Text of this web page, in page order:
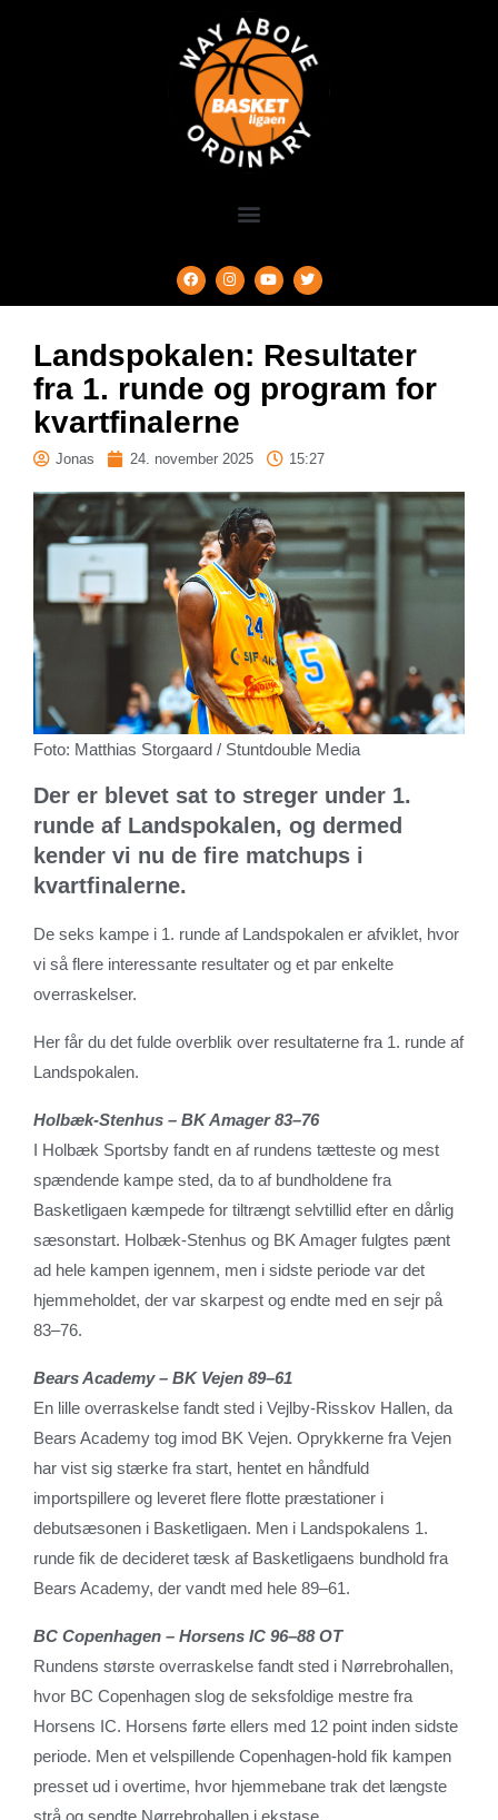
Landspokalen: Resultater
fra 1. runde og program for
kvartfinalerne
Jonas 24. november 2025 15:27
Foto: Matthias Storgaard / Stuntdouble Media
Der er blevet sat to streger under 1.
runde af Landspokalen, og dermed
kender vi nu de fire matchups i
kvartfinalerne.
De seks kampe i 1. runde af Landspokalen er afviklet, hvor
vi så flere interessante resultater og et par enkelte
overraskelser.
Her får du det fulde overblik over resultaterne fra 1. runde af
Landspokalen.
Holbæk-Stenhus – BK Amager 83–76
I Holbæk Sportsby fandt en af rundens tætteste og mest
spændende kampe sted, da to af bundholdene fra
Basketligaen kæmpede for tiltrængt selvtillid efter en dårlig
sæsonstart. Holbæk-Stenhus og BK Amager fulgtes pænt
ad hele kampen igennem, men i sidste periode var det
hjemmeholdet, der var skarpest og endte med en sejr på
83–76.
Bears Academy – BK Vejen 89–61
En lille overraskelse fandt sted i Vejlby-Risskov Hallen, da
Bears Academy tog imod BK Vejen. Oprykkerne fra Vejen
har vist sig stærke fra start, hentet en håndfuld
importspillere og leveret flere flotte præstationer i
debutsæsonen i Basketligaen. Men i Landspokalens 1.
runde fik de decideret tæsk af Basketligaens bundhold fra
Bears Academy, der vandt med hele 89–61.
BC Copenhagen – Horsens IC 96–88 OT
Rundens største overraskelse fandt sted i Nørrebrohallen,
hvor BC Copenhagen slog de seksfoldige mestre fra
Horsens IC. Horsens førte ellers med 12 point inden sidste
periode. Men et velspillende Copenhagen-hold fik kampen
presset ud i overtime, hvor hjemmebane trak det længste
strå og sendte Nørrebrohallen i ekstase.